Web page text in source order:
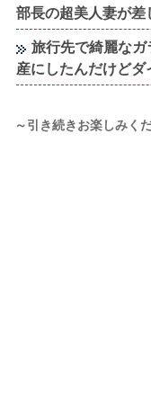
部長の超美人妻が差
旅行先で綺麗な
産にしたんだけど
～引き続きお楽しみく